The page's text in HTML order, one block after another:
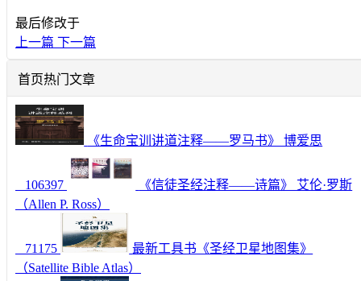
最后修改于
上一篇 下一篇
首页热门文章
《生命宝训讲道注释——罗马书》 博爱思
106397
《信徒圣经注释——诗篇》 艾伦·罗斯
（Allen P. Ross）
71175
最新工具书《圣经卫星地图集》
（Satellite Bible Atlas）